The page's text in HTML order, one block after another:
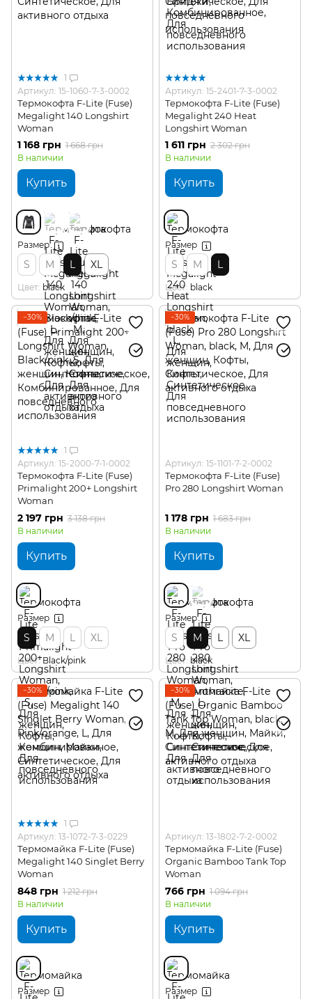
1
Артикул: 15-1060-7-3-0002
Термокофта F-Lite (Fuse)
Megalight 140 Longshirt
Woman
1 168 грн 1 668 грн
В наличии
Купить
Размер
S M L XL
Цвет black
Артикул: 15-2401-7-3-0002
Термокофта F-Lite (Fuse)
Megalight 240 Heat
Longshirt Woman
1 611 грн 2 302 грн
В наличии
Купить
Размер
S M L
Цвет black
−30%
1
Артикул: 15-2000-7-1-0002
Термокофта F-Lite (Fuse)
Primalight 200+ Longshirt
Woman
2 197 грн 3 138 грн
В наличии
Купить
Размер
S M L XL
Цвет Black/pink
−30%
Артикул: 15-1101-7-2-0002
Термокофта F-Lite (Fuse)
Pro 280 Longshirt Woman
1 178 грн 1 683 грн
В наличии
Купить
Размер
S M L XL
Цвет black
−30%
1
Артикул: 13-1072-7-3-0229
Термомайка F-Lite (Fuse)
Megalight 140 Singlet Berry
Woman
848 грн 1 212 грн
В наличии
Купить
Размер
−30%
Артикул: 13-1802-7-2-0002
Термомайка F-Lite (Fuse)
Organic Bamboo Tank Top
Woman
766 грн 1 094 грн
В наличии
Купить
Размер